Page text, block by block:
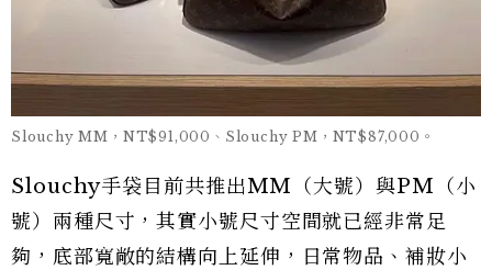
Slouchy MM，NT$91,000、Slouchy PM，NT$87,000。
Slouchy手袋目前共推出MM（大號）與PM（小
號）兩種尺寸，其實小號尺寸空間就已經非常足
夠，底部寬敞的結構向上延伸，日常物品、補妝小